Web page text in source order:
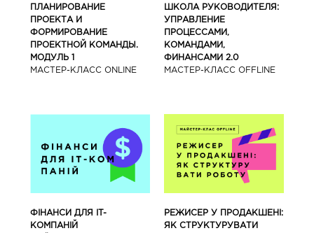
ПЛАНИРОВАНИЕ
ПРОЕКТА И
ФОРМИРОВАНИЕ
ПРОЕКТНОЙ КОМАНДЫ.
МОДУЛЬ 1
МАСТЕР-КЛАСС ONLINE
ШКОЛА РУКОВОДИТЕЛЯ:
УПРАВЛЕНИЕ
ПРОЦЕССАМИ,
КОМАНДАМИ,
ФИНАНСАМИ 2.0
МАСТЕР-КЛАСС OFFLINE
ФІНАНСИ ДЛЯ IT-
КОМПАНІЙ
РЕЖИСЕР У ПРОДАКШЕНІ:
ЯК СТРУКТУРУВАТИ